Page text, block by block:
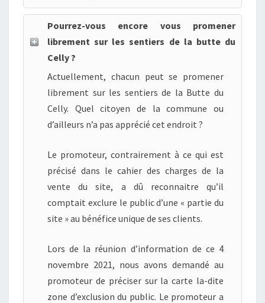
Pourrez-vous encore vous promener
librement sur les sentiers de la butte du
Celly ?
Actuellement, chacun peut se promener
librement sur les sentiers de la Butte du
Celly. Quel citoyen de la commune ou
d’ailleurs n’a pas apprécié cet endroit ?
Le promoteur, contrairement à ce qui est
précisé dans le cahier des charges de la
vente du site, a dû reconnaitre qu’il
comptait exclure le public d’une « partie du
site » au bénéfice unique de ses clients.
Lors de la réunion d’information de ce 4
novembre 2021, nous avons demandé au
promoteur de préciser sur la carte la-dite
zone d’exclusion du public. Le promoteur a